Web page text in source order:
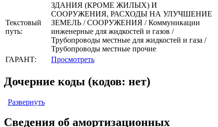
Текстовый
путь:
ЗДАНИЯ (КРОМЕ ЖИЛЫХ) И
СООРУЖЕНИЯ, РАСХОДЫ НА УЛУЧШЕНИЕ
ЗЕМЕЛЬ / СООРУЖЕНИЯ / Коммуникации
инженерные для жидкостей и газов /
Трубопроводы местные для жидкостей и газа /
Трубопроводы местные прочие
ГАРАНТ:
Просмотреть
Дочерние коды (кодов: нет)
Развернуть
Сведения об амортизационных